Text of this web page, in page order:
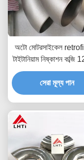
অটো মোটরসাইকেল
টাইটানিয়াম নিষ্কাশন কব্জি
45 ডিগ্রী ASTM B363
টাইটানিয়াম কব্জি ANSI JIS
সেরা মূল্য পান